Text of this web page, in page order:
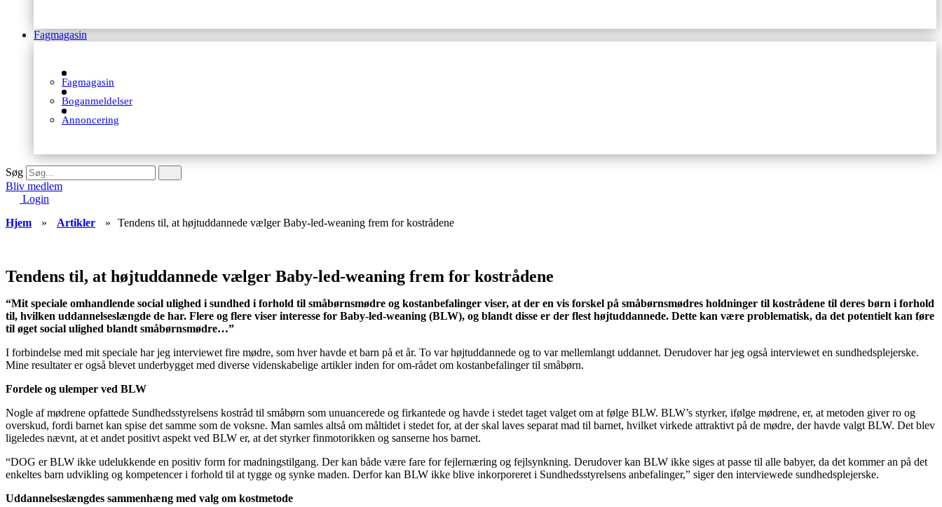
Fagmagasin
Fagmagasin
Boganmeldelser
Annoncering
Søg
Bliv medlem
Login
Hjem
» Artikler » Tendens til, at højtuddannede vælger Baby-led-weaning frem for kostrådene
Tendens til, at højtuddannede vælger Baby-led-weaning frem for kostrådene
“Mit speciale omhandlende social ulighed i sundhed i forhold til småbørnsmødre og kostanbefalinger viser, at der en vis forskel på småbørnsmødres holdninger til kostrådene til deres børn i forhold
til, hvilken uddannelseslængde de har. Flere og flere viser interesse for Baby-led-weaning (BLW), og blandt disse er der flest højtuddannede. Dette kan være problematisk, da det potentielt kan føre
til øget social ulighed blandt småbørnsmødre…”
I forbindelse med mit speciale har jeg interviewet fire mødre, som hver havde et barn på et år. To var højtuddannede og to var mellemlangt uddannet. Derudover har jeg også interviewet en sundhedsplejerske.
Mine resultater er også blevet underbygget med diverse videnskabelige artikler inden for om-rådet om kostanbefalinger til småbørn.
Fordele og ulemper ved BLW
Nogle af mødrene opfattede Sundhedsstyrelsens kostråd til småbørn som unuancerede og firkantede og havde i stedet taget valget om at følge BLW. BLW’s styrker, ifølge mødrene, er, at metoden giver ro og
overskud, fordi barnet kan spise det samme som de voksne. Man samles altså om måltidet i stedet for, at der skal laves separat mad til barnet, hvilket virkede attraktivt på de mødre, der havde valgt BLW. Det blev
ligeledes nævnt, at et andet positivt aspekt ved BLW er, at det styrker finmotorikken og sanserne hos barnet.
“DOG er BLW ikke udelukkende en positiv form for madningstilgang. Der kan både være fare for fejlernæring og fejlsynkning. Derudover kan BLW ikke siges at passe til alle babyer, da det kommer an på det
enkeltes barn udvikling og kompetencer i forhold til at tygge og synke maden. Derfor kan BLW ikke blive inkorporeret i Sundhedsstyrelsens anbefalinger,” siger den interviewede sundhedsplejerske.
Uddannelseslængdes sammenhæng med valg om kostmetode